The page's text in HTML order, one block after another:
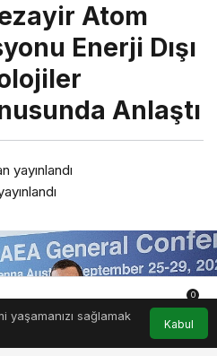
Atom
Enerji Dışı
Anlaştı
yayınlandı
yaşamanızı sağlamak
Kabul
Hesabım Bildirimler
0